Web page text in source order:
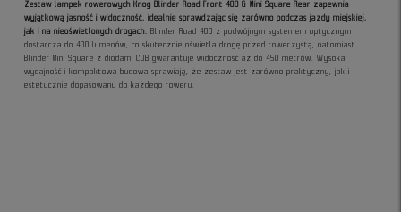
Zestaw lampek rowerowych Knog Blinder Road Front 400 & Mini Square Rear zapewnia
wyjątkową jasność i widoczność, idealnie sprawdzając się zarówno podczas jazdy miejskiej,
jak i na nieoświetlonych drogach. Blinder Road 400 z podwójnym systemem optycznym
dostarcza do 400 lumenów, co skutecznie oświetla drogę przed rowerzystą, natomiast
Blinder Mini Square z diodami COB gwarantuje widoczność aż do 450 metrów. Wysoka
wydajność i kompaktowa budowa sprawiają, że zestaw jest zarówno praktyczny, jak i
estetycznie dopasowany do każdego roweru.